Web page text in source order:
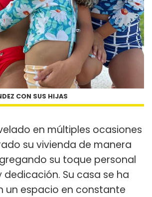
CON SUS HIJAS
en múltiples ocasiones
su vivienda de manera
su toque personal
dedicación. Su casa se ha
un espacio en constante